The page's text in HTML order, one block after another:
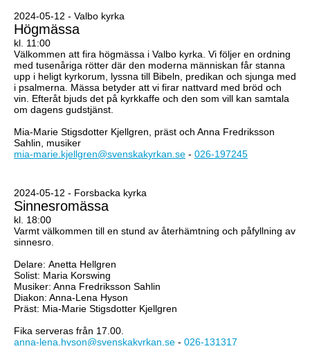
2024-05-12 - Valbo kyrka
Högmässa
kl. 11:00
Välkommen att fira högmässa i Valbo kyrka. Vi följer en ordning
med tusenåriga rötter där den moderna människan får stanna
upp i heligt kyrkorum, lyssna till Bibeln, predikan och sjunga med
i psalmerna. Mässa betyder att vi firar nattvard med bröd och
vin. Efteråt bjuds det på kyrkkaffe och den som vill kan samtala
om dagens gudstjänst.
Mia-Marie Stigsdotter Kjellgren, präst och Anna Fredriksson
Sahlin, musiker
mia-marie.kjellgren@svenskakyrkan.se - 026-197245
2024-05-12 - Forsbacka kyrka
Sinnesromässa
kl. 18:00
Varmt välkommen till en stund av återhämtning och påfyllning av
sinnesro.
Delare: Anetta Hellgren
Solist: Maria Korswing
Musiker: Anna Fredriksson Sahlin
Diakon: Anna-Lena Hyson
Präst: Mia-Marie Stigsdotter Kjellgren
Fika serveras från 17.00.
anna-lena.hyson@svenskakyrkan.se - 026-131317